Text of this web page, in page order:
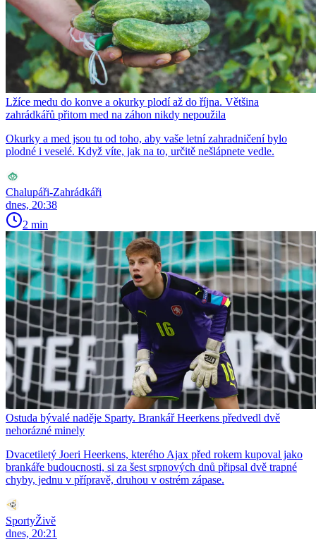
Lžíce medu do konve a okurky plodí až do října. Většina
zahrádkářů přitom med na záhon nikdy nepoužila
Okurky a med jsou tu od toho, aby vaše letní zahradničení bylo
plodné i veselé. Když víte, jak na to, určitě nešlápnete vedle.
Chalupáři-Zahrádkáři
dnes, 20:38
2 min
Ostuda bývalé naděje Sparty. Brankář Heerkens předvedl dvě
nehorázné minely
Dvacetiletý Joeri Heerkens, kterého Ajax před rokem kupoval jako
brankáře budoucnosti, si za šest srpnových dnů připsal dvě trapné
chyby, jednu v přípravě, druhou v ostrém zápase.
SportyŽivě
dnes, 20:21